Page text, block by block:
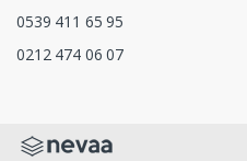
0539 411 65 95
0212 474 06 07